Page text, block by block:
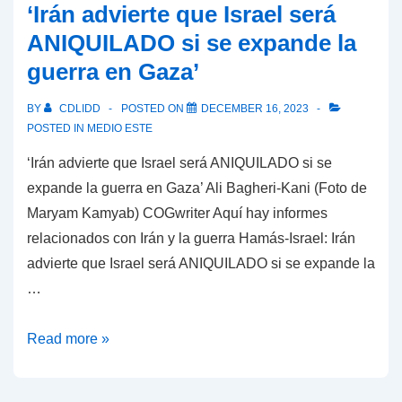
señala
la
fe
Abraham
tiempos
difíciles
‘Irán advierte que Israel será
ANIQUILADO si se expande la
guerra en Gaza’
BY CDLIDD POSTED ON
DECEMBER 16, 2023
POSTED IN MEDIO ESTE
‘Irán advierte que Israel será ANIQUILADO si se
expande la guerra en Gaza’ Ali Bagheri-Kani (Foto de
Maryam Kamyab) COGwriter Aquí hay informes
relacionados con Irán y la guerra Hamás-Israel: Irán
advierte que Israel será ANIQUILADO si se expande la
…
‘Irán
Read more »